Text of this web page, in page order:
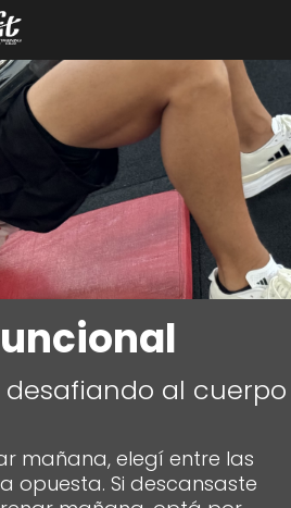
desafiando al cuerpo
mañana, elegí entre las
opuesta. Si descansaste